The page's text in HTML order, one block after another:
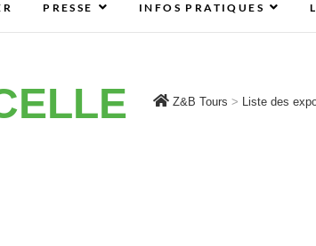
PRESSE INFOS PRATIQUES
Z&B Tours > Liste des